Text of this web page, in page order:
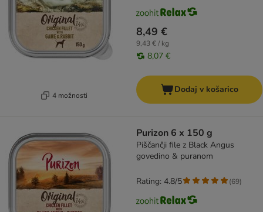
4 možnosti
8,49 €
9,43 € / kg
8,07 €
Dodaj v košarico
Purizon 6 x 150 g
Piščančji file z Black Angus
govedino & puranom
Rating: 4.8/5 (69)